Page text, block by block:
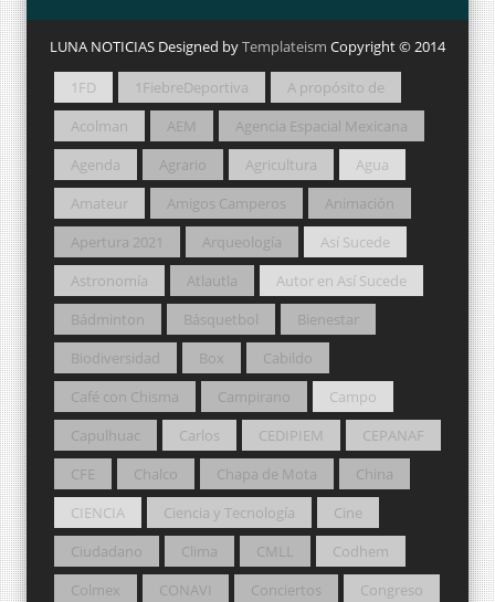
LUNA NOTICIAS Designed byTemplateism Copyright © 2014
1FD 1FiebreDeportiva
A propósito de
Acolman
AEM
Agencia Espacial Mexicana
Agenda
Agrario Agricultura
Agua
Amateur
Amigos Camperos
Animación
Apertura 2021
Arqueología
Así Sucede
Astronomía
Atlautla
Autor en Así Sucede
Bádminton
Básquetbol
Bienestar
Biodiversidad
Box
Cabildo
Café con Chisma
Campirano
Campo
Capulhuac
Carlos CEDIPIEM
CEPANAF
CFE
Chalco Chapa de Mota
China
CIENCIA
Ciencia y Tecnología
Cine
Ciudadano
Clima CMLL
Codhem
Colmex
CONAVI Conciertos
Congreso